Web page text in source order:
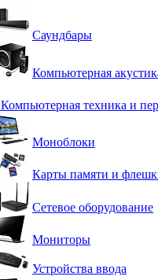
Саундбары
Компьютерная
Компьютерная техника и
Моноблоки
Карты памяти и
Сетевое оборудование
Мониторы
Устройства ввода